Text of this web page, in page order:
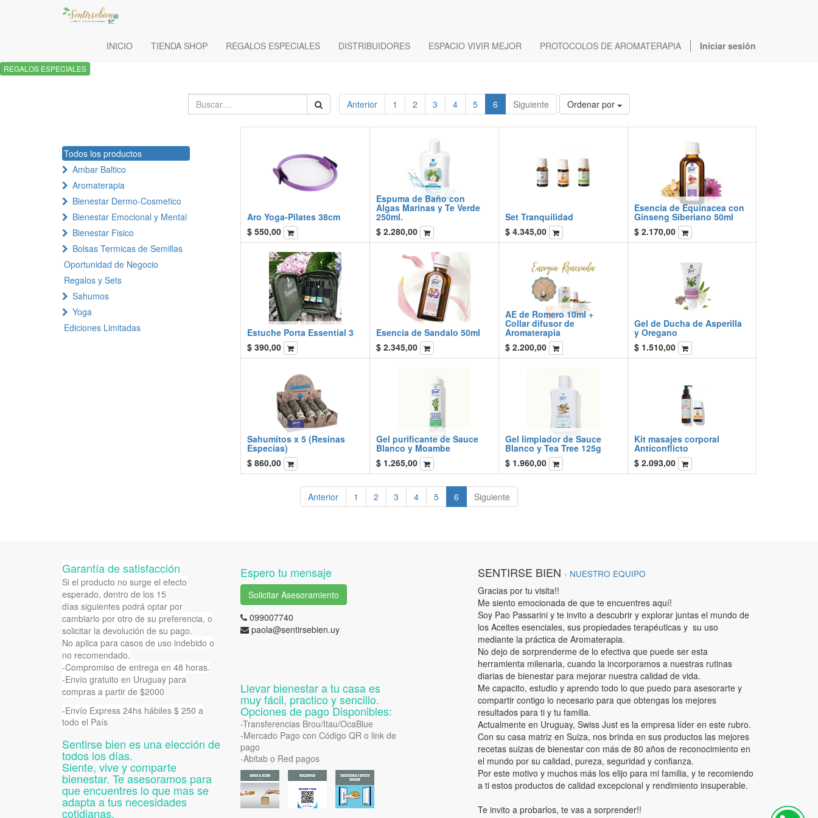
INICIO TIENDA SHOP REGALOS ESPECIALES DISTRIBUIDORES ESPACIO VIVIR MEJOR PROTOCOLOS DE AROMATERAPIA Iniciar sesión
REGALOS ESPECIALES
Anterior 1 2 3 4 5 6 Siguiente Ordenar por
Todos los productos
Ambar Baltico
Aromaterapia
Bienestar Dermo-Cosmetico
Bienestar Emocional y Mental
Bienestar Fisico
Bolsas Termicas de Semillas
Oportunidad de Negocio
Regalos y Sets
Sahumos
Yoga
Ediciones Limitadas
Aro Yoga-Pilates 38cm
$ 550,00
Espuma de Baño con
Algas Marinas y Te Verde
250ml.
$ 2.280,00
Set Tranquilidad
$ 4.345,00
Esencia de Equinacea con
Ginseng Siberiano 50ml
$ 2.170,00
Estuche Porta Essential 3
$ 390,00
Esencia de Sandalo 50ml
$ 2.345,00
AE de Romero 10ml +
Collar difusor de
Aromaterapia
$ 2.200,00
Gel de Ducha de Asperilla
y Oregano
$ 1.510,00
Sahumitos x 5 (Resinas
Especias)
$ 860,00
Gel purificante de Sauce
Blanco y Moambe
$ 1.265,00
Gel limpiador de Sauce
Blanco y Tea Tree 125g
$ 1.960,00
Kit masajes corporal
Anticonflicto
$ 2.093,00
Anterior 1 2 3 4 5 6 Siguiente
Garantía de satisfacción
Si el producto no surge el efecto
esperado, dentro de los 15
días siguientes podrá optar por
cambiarlo por otro de su preferencia, o
solicitar la devolución de su pago.
No aplica para casos de uso indebido o
no recomendado.
-Compromiso de entrega en 48 horas.
-Envío gratuito en Uruguay para
compras a partir de $2000
-Envío Express 24hs hábiles $ 250 a
todo el País
Sentirse bien es una elección de
todos los días.
Siente, vive y comparte
bienestar. Te asesoramos para
que encuentres lo que mas se
adapta a tus necesidades
cotidianas.
Espero tu mensaje
Solicitar Asesoramiento
099007740
paola@sentirsebien.uy
Llevar bienestar a tu casa es
muy fácil, practico y sencillo.
Opciones de pago Disponibles:
-Transferencias Brou/Itau/OcaBlue
-Mercado Pago con Código QR o link de
pago
-Abitab o Red pagos
SENTIRSE BIEN - NUESTRO EQUIPO
Gracias por tu visita!!
Me siento emocionada de que te encuentres aquí!
Soy Pao Passarini y te invito a descubrir y explorar juntas el mundo de
los Aceites esenciales, sus propiedades terapéuticas y su uso
mediante la práctica de Aromaterapia.
No dejo de sorprenderme de lo efectiva que puede ser esta
herramienta milenaria, cuando la incorporamos a nuestras rutinas
diarias de bienestar para mejorar nuestra calidad de vida.
Me capacito, estudio y aprendo todo lo que puedo para asesorarte y
compartir contigo lo necesario para que obtengas los mejores
resultados para ti y tu familia.
Actualmente en Uruguay, Swiss Just es la empresa líder en este rubro.
Con su casa matriz en Suiza, nos brinda en sus productos las mejores
recetas suizas de bienestar con más de 80 años de reconocimiento en
el mundo por su calidad, pureza, seguridad y confianza.
Por este motivo y muchos más los elijo para mi familia, y te recomiendo
a ti estos productos de calidad excepcional y rendimiento insuperable.
Te invito a probarlos, te vas a sorprender!!